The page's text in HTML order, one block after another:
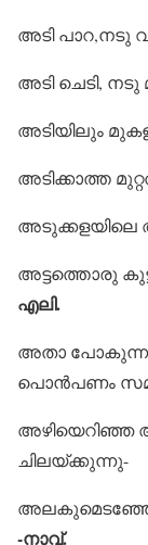
അടി പാറ,നടു
അടി ചെടി, നടു
അടിയിലും
അടിക്കാത്ത
അടുക്കളയിലെ
അട്ടത്തൊരു
എലി.
അതാ പോകുന്നു,
പൊന്‍പണം
അഴിയെറിഞ്ഞ
ചിലയ്ക്കുന്നു-
-നാവ്.